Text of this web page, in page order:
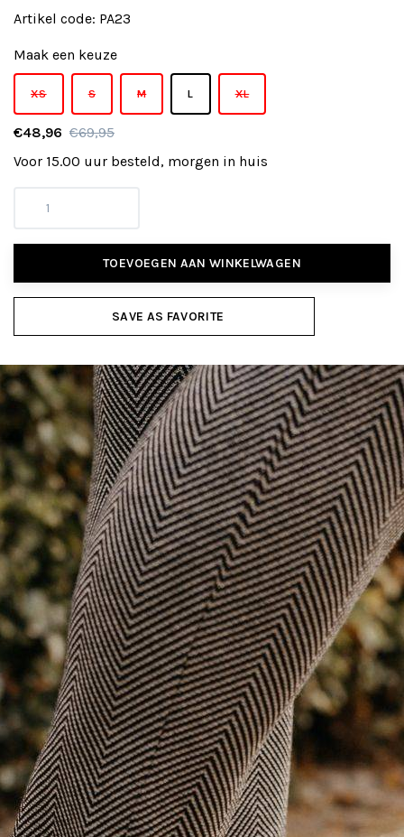
Artikel code: PA23
Maak een keuze
XS S M L XL
€48,96 €69,95
Voor 15.00 uur besteld, morgen in huis
TOEVOEGEN AAN WINKELWAGEN
SAVE AS FAVORITE